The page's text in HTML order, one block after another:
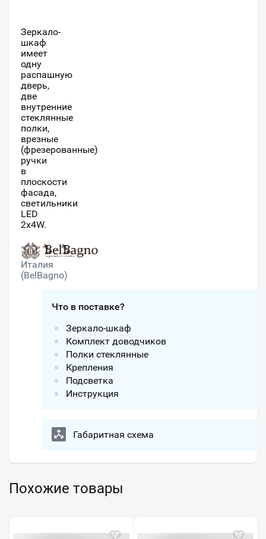
Зеркало-
шкаф
имеет
одну
распашную
дверь,
две
внутренние
стеклянные
полки,
врезные
(фрезерованные)
ручки
в
плоскости
фасада,
светильники
LED
2x4W.
Италия
(BelBagno)
Что в поставке?
Зеркало-шкаф
Комплект доводчиков
Полки стеклянные
Крепления
Подсветка
Инструкция
Габаритная схема
Похожие товары